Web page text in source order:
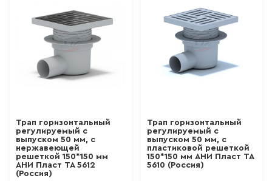
ЛЕЙКА ДЛЯ БИДЕ
товаров
ВЫСОКИЙ СМЕСИТЕЛЬ ДЛЯ
ЛЕЙКА ДЛЯ ДУША
103 товаров
Infatti
Paffoni
Isvea
ROSA
FORMINA
Трап горизонтальный
регулируемый с
выпуском 50 мм, с
нержавеющей
решеткой 150*150 мм
АНИ Пласт TA 5612
(Россия)
Трап горизонтальный
регулируемый с
выпуском 50 мм, с
пластиковой решеткой
150*150 мм АНИ Пласт TA
5610 (Россия)